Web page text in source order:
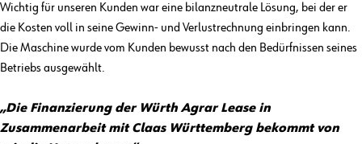
Wichtig für unseren Kunden war eine bilanzneutrale Lösung, bei der er
die Kosten voll in seine Gewinn- und Verlustrechnung einbringen kann.
Die Maschine wurde vom Kunden bewusst nach den Bedürfnissen seines
Betriebs ausgewählt.
„Die Finanzierung der Würth Agrar Lease in
Zusammenarbeit mit Claas Württemberg bekommt von